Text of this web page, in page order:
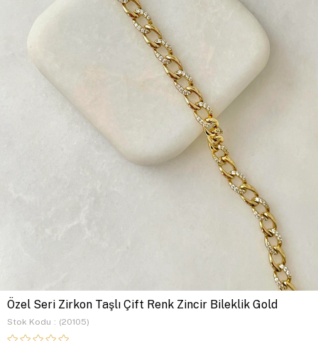
Özel Seri Zirkon Taşlı Çift Renk Zincir Bileklik Gold
Stok Kodu (20105)